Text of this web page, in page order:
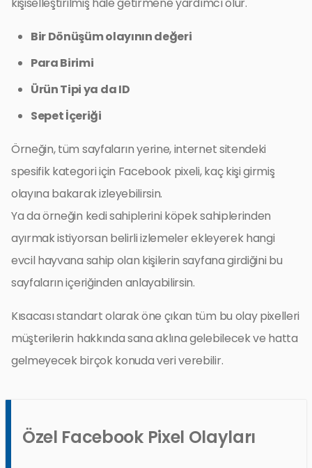
Bir Dönüşüm olayının değeri
Para Birimi
Ürün Tipi ya da ID
Sepet İçeriği
Örneğin, tüm sayfaların yerine, internet sitendeki
spesifik kategori için Facebook pixeli, kaç kişi girmiş
olayına bakarak izleyebilirsin.
Ya da örneğin kedi sahiplerini köpek sahiplerinden
ayırmak istiyorsan belirli izlemeler ekleyerek hangi
evcil hayvana sahip olan kişilerin sayfana girdiğini bu
sayfaların içeriğinden anlayabilirsin.
Kısacası standart olarak öne çıkan tüm bu olay pixelleri
müşterilerin hakkında sana aklına gelebilecek ve hatta
gelmeyecek birçok konuda veri verebilir.
Özel Facebook Pixel Olayları